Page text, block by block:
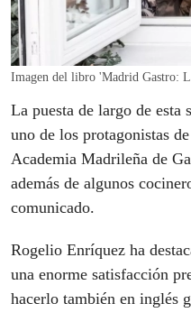
Imagen del libro 'Madrid Gastro:
La puesta de largo de esta
uno de los protagonistas
Academia Madrileña de
además de algunos
comunicado.
Rogelio Enríquez ha
una enorme satisfacción
hacerlo también en inglés